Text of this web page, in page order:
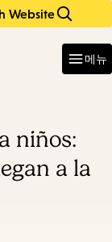
Website
메뉴
niños:
a la